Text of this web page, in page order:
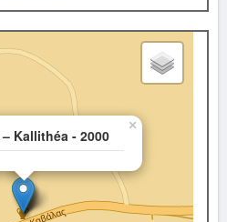
– Kallithéa - 2000
×